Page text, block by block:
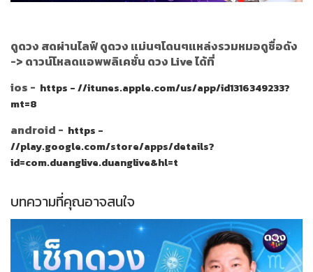
ดูดวง สดผ่านไลฟ์ ดูดวง แม่นๆโดนๆแหล่งรวมหมอดูชื่อดัง
-> ดาวน์โหลดแอพพลิเคชั่น ดวง Live ได้ที่
ios - https - //itunes.apple.com/us/app/id1316349233?
mt=8
android - https -
//play.google.com/store/apps/details?
id=com.duanglive.duanglive&hl=t
บทความที่คุณอาจสนใจ